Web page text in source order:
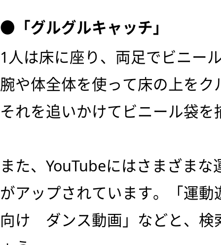
●「グルグルキャッチ」
1人は床に座り、両足でビニー
腕や体全体を使って床の上を
それを追いかけてビニール袋を
また、YouTubeにはさまざま
がアップされています。「運
向け ダンス動画」などと、検